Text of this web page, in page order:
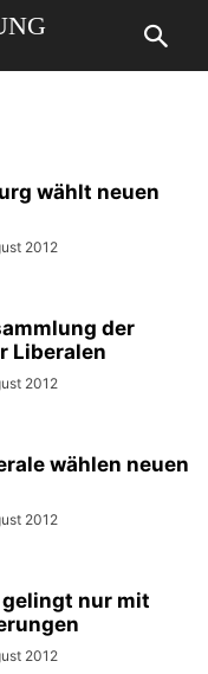
wählt neuen
2012
der
Liberalen
2012
wählen neuen
2012
gelingt nur mit
2012